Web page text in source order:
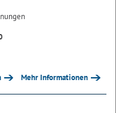
Mehr Informationen